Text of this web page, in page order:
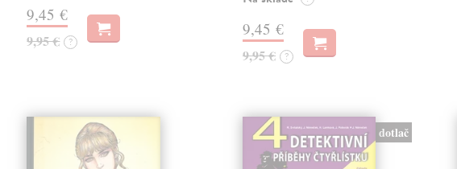
9,45 €
9,95 € ?
9,45 €
9,95 € ?
dotlač